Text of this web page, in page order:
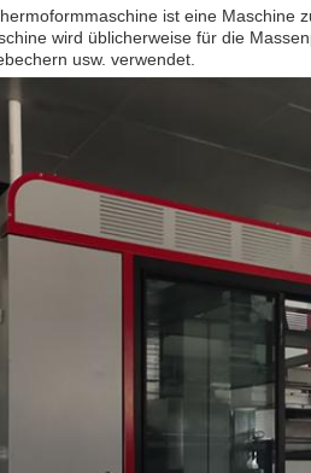
ist eine Maschine
wird üblicherweise für die
usw. verwendet.